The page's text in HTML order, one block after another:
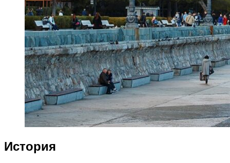
История